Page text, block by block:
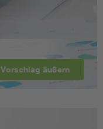
Vorschlag äußern